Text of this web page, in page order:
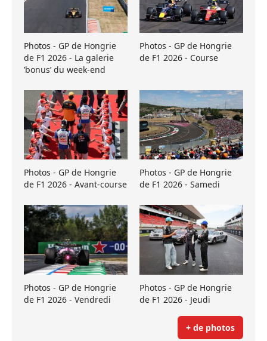
Photos - GP de Hongrie
de F1 2026 - La galerie
’bonus’ du week-end
Photos - GP de Hongrie
de F1 2026 - Course
Photos - GP de Hongrie
de F1 2026 - Avant-course
Photos - GP de Hongrie
de F1 2026 - Samedi
Photos - GP de Hongrie
de F1 2026 - Vendredi
Photos - GP de Hongrie
de F1 2026 - Jeudi
+ de photos